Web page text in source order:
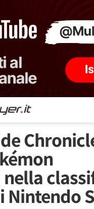
Nintendo